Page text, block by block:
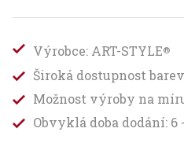
Výrobce: ART-STYLE®
Široká dostupnost
Možnost výroby na
Obvyklá doba dodání: 6